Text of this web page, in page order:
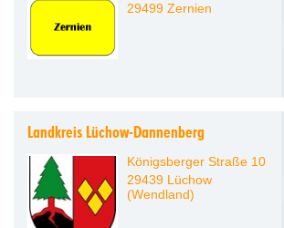
29499 Zernien
Landkreis Lüchow-Dannenberg
Königsberger Straße 10
29439 Lüchow
(Wendland)